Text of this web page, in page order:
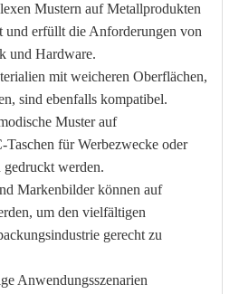
Mustern auf Metallprodukten
und erfüllt die Anforderungen von
und Hardware.
mit weicheren Oberflächen,
sind ebenfalls kompatibel.
Muster auf
für Werbezwecke oder
gedruckt werden.
Markenbilder können auf
um den vielfältigen
gerecht zu
Anwendungsszenarien